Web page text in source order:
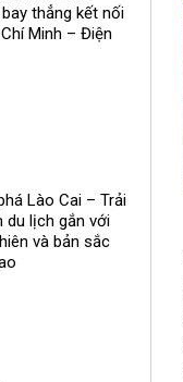
thẳng kết nối
Minh – Điện
Lào Cai – Trải
du lịch gắn với
và bản sắc